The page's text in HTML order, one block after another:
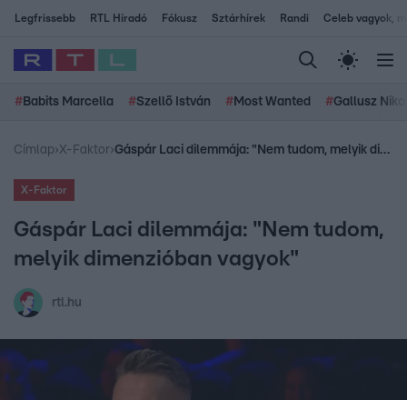
Legfrissebb RTL Híradó Fókusz Sztárhírek Randi Celeb vagyok,
# Babits Marcella #Szellő István # Most Wanted #Gallusz
Címlap›X-Faktor› Gáspár Laci dilemmája: "Nem tudom, melyik dimenzióban vagyok"
X-Faktor
Gáspár Laci dilemmája: "Nem tudom,
melyik dimenzióban vagyok"
rtl.hu